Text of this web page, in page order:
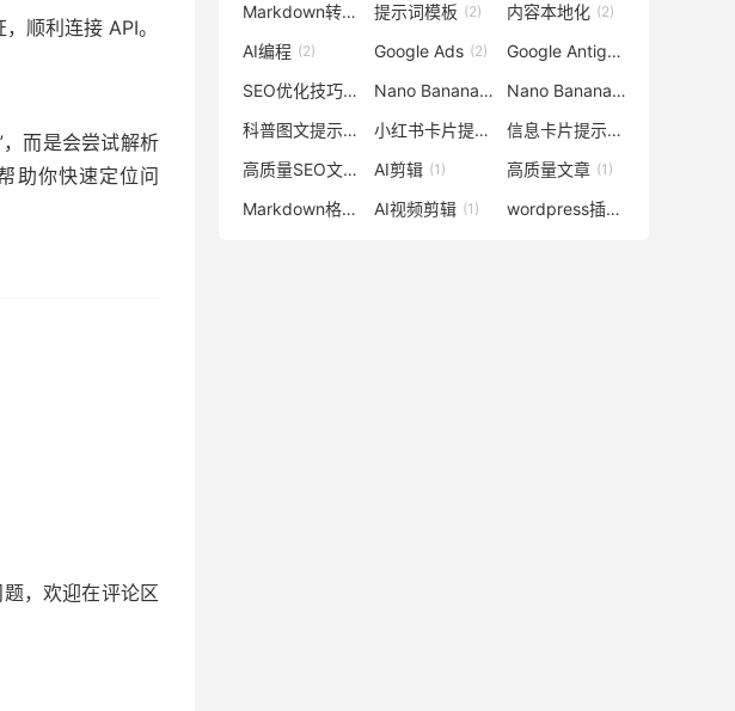
顺利连接 API。
而是会尝试解析
助你快速定位问
，欢迎在评论区
Markdown转HTML (2)
提示词模板 (2) 内容本地化 (2)
AI编程 (2) Google Ads (2) Google Antigravity
SEO优化技巧
(1) Nano Banana
(1) Nano Banana图像
科普图文提示词 (1) 小红书卡片提示词 (1) 信息卡片提示词
高质量SEO文章 (1)
AI剪辑 (1) 高质量文章 (1)
Markdown格式转换 (1)
AI视频剪辑 (1) wordpress插件